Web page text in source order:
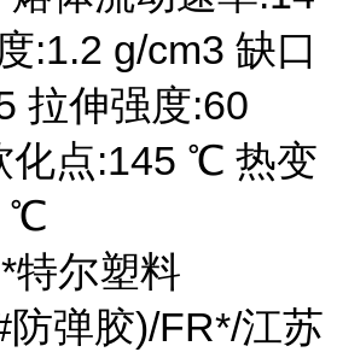
:1.2 g/cm3 缺口
拉伸强度:60
化点:145 ℃ 热变
℃
特尔塑料
弹胶)/FR*/江苏